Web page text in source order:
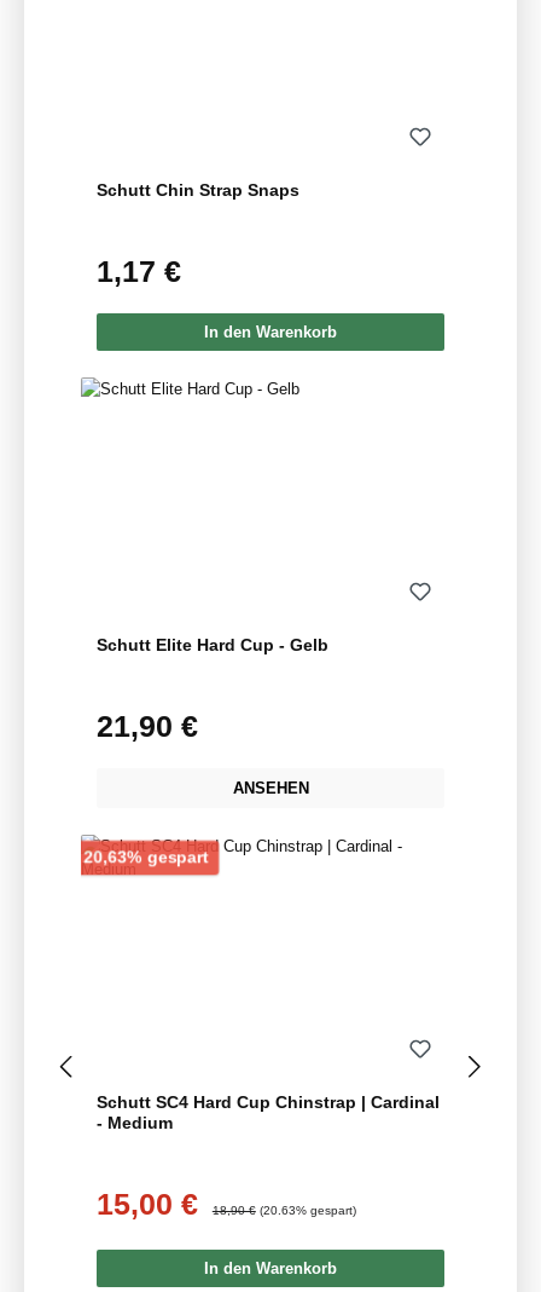
Schutt Chin Strap Snaps
Regulärer Preis:
1,17 €
In den Warenkorb
Schutt Elite Hard Cup - Gelb
Regulärer Preis:
21,90 €
ANSEHEN
20,63% gespartRabatt
Schutt SC4 Hard Cup Chinstrap | Cardinal
- Medium
Verkaufspreis:
15,00 € 18,90 € (20.63% gespart)
In den Warenkorb